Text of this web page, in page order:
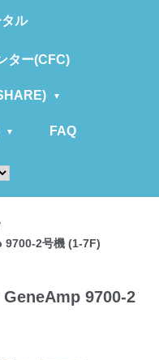
ル
ター(CFC)
FAQ
9700-2号機 (1-7F)
GeneAmp 9700-2